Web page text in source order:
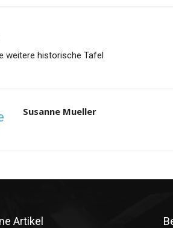
weitere historische Tafel
Susanne Mueller
Artikel